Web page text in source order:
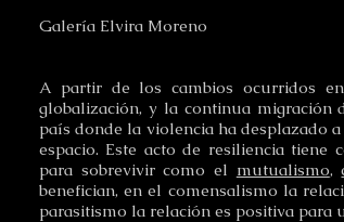
Galería Elvira Moreno
A partir de los cambios ocurridos
globalización, y la continua migración
país donde la violencia ha desplazado
espacio. Este acto de resiliencia tiene
para sobrevivir como el mutualismo,
benefician, en el comensalismo la
parasitismo la relación es positiva para